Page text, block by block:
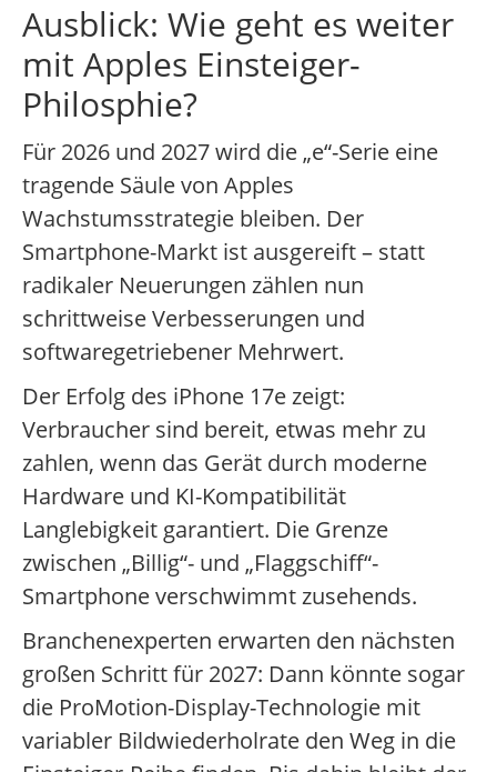
Ausblick: Wie geht es weiter
mit Apples Einsteiger-
Philosphie?
Für 2026 und 2027 wird die „e“-Serie eine
tragende Säule von Apples
Wachstumsstrategie bleiben. Der
Smartphone-Markt ist ausgereift – statt
radikaler Neuerungen zählen nun
schrittweise Verbesserungen und
softwaregetriebener Mehrwert.
Der Erfolg des iPhone 17e zeigt:
Verbraucher sind bereit, etwas mehr zu
zahlen, wenn das Gerät durch moderne
Hardware und KI-Kompatibilität
Langlebigkeit garantiert. Die Grenze
zwischen „Billig“- und „Flaggschiff“-
Smartphone verschwimmt zusehends.
Branchenexperten erwarten den nächsten
großen Schritt für 2027: Dann könnte sogar
die ProMotion-Display-Technologie mit
variabler Bildwiederholrate den Weg in die